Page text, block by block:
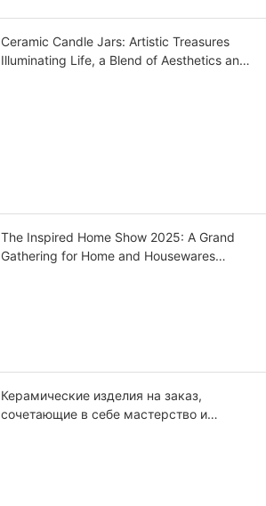
Ceramic Candle Jars: Artistic Treasures
Illuminating Life, a Blend of Aesthetics and
The Inspired Home Show 2025: A Grand
Gathering for Home and Housewares
Керамические изделия на заказ,
сочетающие в себе мастерство и